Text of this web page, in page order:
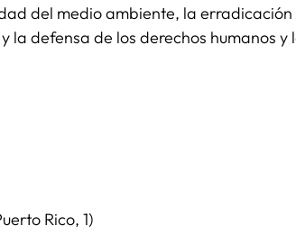
del medio ambiente, la
defensa de los derechos humanos y
Rico, 1)